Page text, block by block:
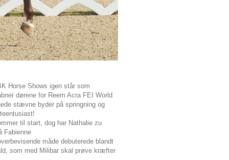
Horse Shows igen står som
dørene for Reem Acra FEI World
stævne byder på springning og
til start, dog har Nathalie zu
Fabienne
måde debuterede blandt
som med Milibar skal prøve kræfter